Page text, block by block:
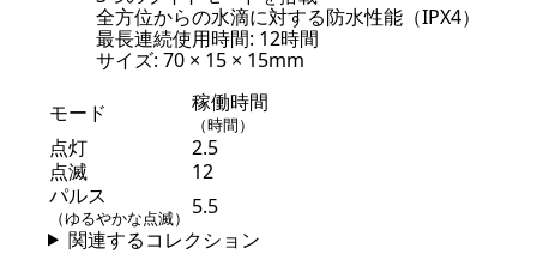
全方位からの水滴に対する防水性能（IPX4）
最長連続使用時間: 12時間
サイズ: 70 × 15 × 15mm
モード
稼働時間
（時間）
点灯
2.5
点滅
12
パルス
（ゆるやかな点滅）
5.5
関連するコレクション